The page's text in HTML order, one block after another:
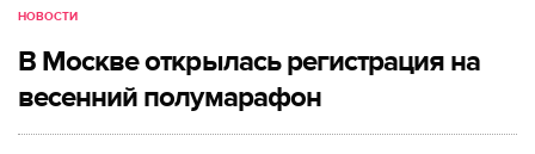
НОВОСТИ
В Москве открылась регистрация на
весенний полумарафон